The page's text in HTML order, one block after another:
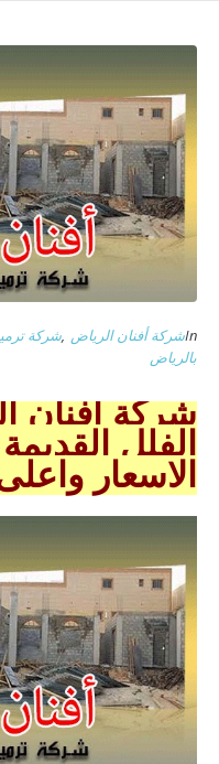
Inشركة أفنان الرياض ,شركة
بالرياض
شركة أفنان
الفلل
الاسعار